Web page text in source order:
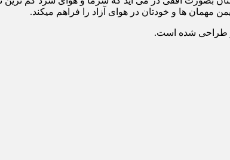
مهمان ها و خودتان در هوای آزاد را فراهم میکند.
طراحی شده است.